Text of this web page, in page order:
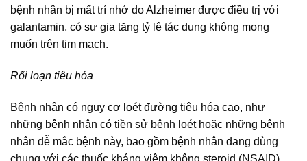
bệnh nhân bị mất trí nhớ do Alzheimer được điều trị với
galantamin, có sự gia tăng tỷ lệ tác dụng không mong
muốn trên tim mạch.
Rối loạn tiêu hóa
Bệnh nhân có nguy cơ loét đường tiêu hóa cao, như
những bệnh nhân có tiền sử bệnh loét hoặc những bệnh
nhân dễ mắc bệnh này, bao gồm bệnh nhân đang dùng
chung với các thuốc kháng viêm không steroid (NSAID),